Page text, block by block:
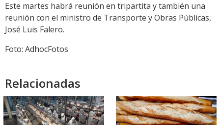
Este martes habrá reunión en tripartita y también una
reunión con el ministro de Transporte y Obras Públicas,
José Luis Falero.
Foto: AdhocFotos
Relacionadas